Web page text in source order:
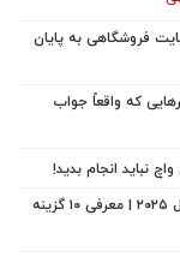
فروشگاهی به پایان
که واقعاً جواب
مناسب‌ترین کارت گرافیک برای بازی و گیمینگ در سال ۲۰۲۵ | معرفی ۱۰ گزینه